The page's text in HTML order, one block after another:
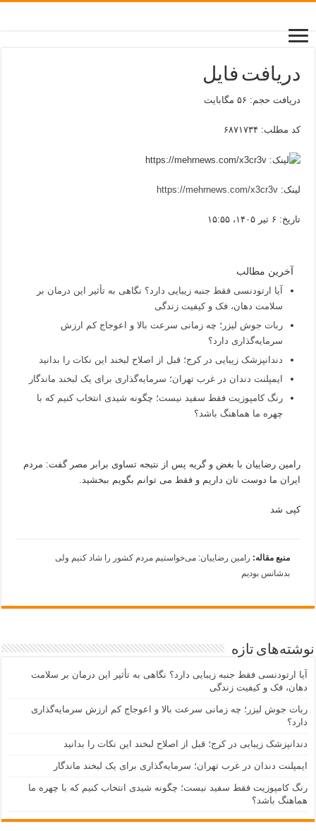
دریافت فایل
دریافت حجم: ۵۶ مگابایت
کد مطلب: ۶۸۷۱۷۳۴
لینک:https://mehrnews.com/x3cr3v
تاریخ: ۶ تیر ۱۴۰۵، ۱۵:۵۵
آخرین مطالب
آیا ارتودنسی فقط جنبه زیبایی دارد؟ نگاهی به تأثیر این درمان بر
سلامت دهان، فک و کیفیت زندگی
ربات جوش لیزر؛ چه زمانی سرعت بالا و اعوجاج کم ارزش
سرمایه‌گذاری دارد؟
دندانپزشک زیبایی در کرج؛ قبل از اصلاح لبخند این نکات را بدانید
ایمپلنت دندان در غرب تهران؛ سرمایه‌گذاری برای یک لبخند ماندگار
رنگ کامپوزیت فقط سفید نیست؛ چگونه شیدی انتخاب کنیم که با
چهره ما هماهنگ باشد؟
رامین رضاییان با بغض و گریه پس از نتیجه تساوی برابر مصر گفت: مردم
ایران ما دوست تان داریم و فقط می توانم بگویم ببخشید.
کپی شد
منبع مقاله: رامین رضاییان: می‌خواستیم مردم کشور را شاد کنیم ولی
بدشانس بودیم
نوشته‌های تازه
آیا ارتودنسی فقط جنبه زیبایی دارد؟ نگاهی به تأثیر این درمان بر سلامت
دهان، فک و کیفیت زندگی
ربات جوش لیزر؛ چه زمانی سرعت بالا و اعوجاج کم ارزش سرمایه‌گذاری
دارد؟
دندانپزشک زیبایی در کرج؛ قبل از اصلاح لبخند این نکات را بدانید
ایمپلنت دندان در غرب تهران؛ سرمایه‌گذاری برای یک لبخند ماندگار
رنگ کامپوزیت فقط سفید نیست؛ چگونه شیدی انتخاب کنیم که با چهره ما
هماهنگ باشد؟